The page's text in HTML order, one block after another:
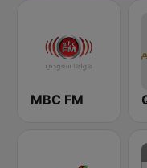
MBC FM